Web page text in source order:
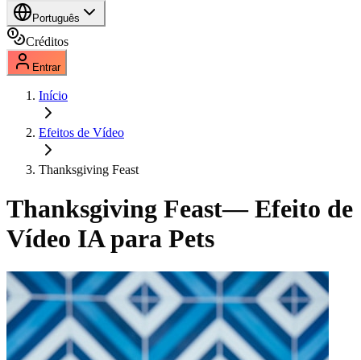
Português
Créditos
Entrar
Início
Efeitos de Vídeo
Thanksgiving Feast
Thanksgiving Feast— Efeito de
Vídeo IA para Pets